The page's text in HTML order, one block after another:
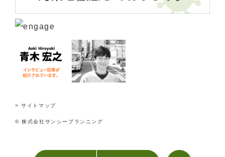
> サイトマップ
© 株式会社サンシープランニング